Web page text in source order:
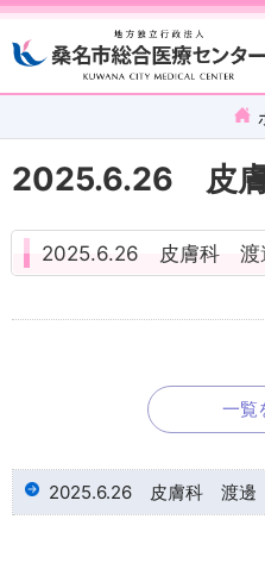
2025.6.26 皮
2025.6.26 皮膚科 渡
一覧
2025.6.26 皮膚科 渡邊